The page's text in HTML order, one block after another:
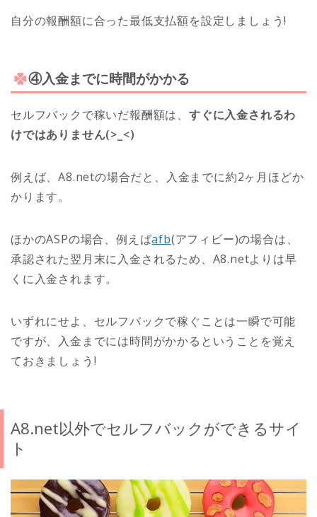
自分の報酬額に合った最低支払額を設定しましょう!
④入金までに時間がかかる
セルフバックで稼いだ報酬額は、 すぐに入金されるわ
けではありません(>_<)
例えば、A8.netの場合だと、入金までに約2ヶ月ほどか
かります。
ほかのASPの場合、例えばafb(アフィビー)の場合は、
承認された翌月末に入金されるため、A8.netよりは早
くに入金されます。
いずれにせよ、セルフバックで稼ぐことは一瞬で可能
ですが、入金までには時間がかかるということを覚え
ておきましょう!
A8.net以外でセルフバックができるサイ
ト